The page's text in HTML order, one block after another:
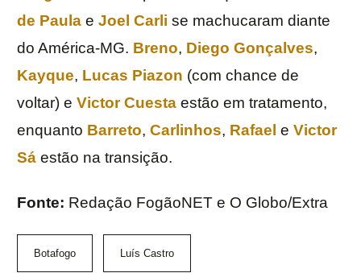
de Paula e Joel Carli se machucaram diante
do América-MG. Breno, Diego Gonçalves,
Kayque, Lucas Piazon (com chance de
voltar) e Victor Cuesta estão em tratamento,
enquanto Barreto, Carlinhos, Rafael e Victor
Sá estão na transição.
Fonte: Redação FogãoNET e O Globo/Extra
Botafogo Luís Castro